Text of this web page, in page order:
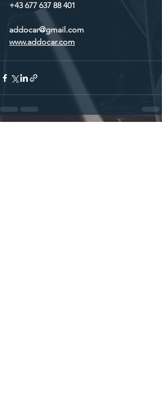
+43 677 637 88 401
addocar@gmail.com
www.addocar.com